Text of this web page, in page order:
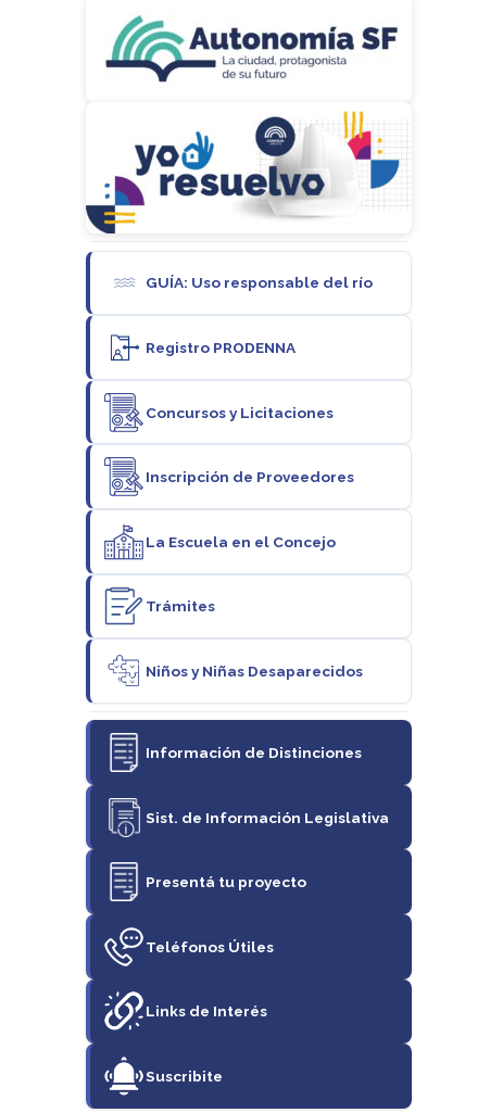
GUÍA: Uso responsable del río
Registro PRODENNA
Concursos y Licitaciones
Inscripción de Proveedores
La Escuela en el Concejo
Trámites
Niños y Niñas Desaparecidos
Información de Distinciones
Sist. de Información Legislativa
Presentá tu proyecto
Teléfonos Útiles
Links de Interés
Suscribite